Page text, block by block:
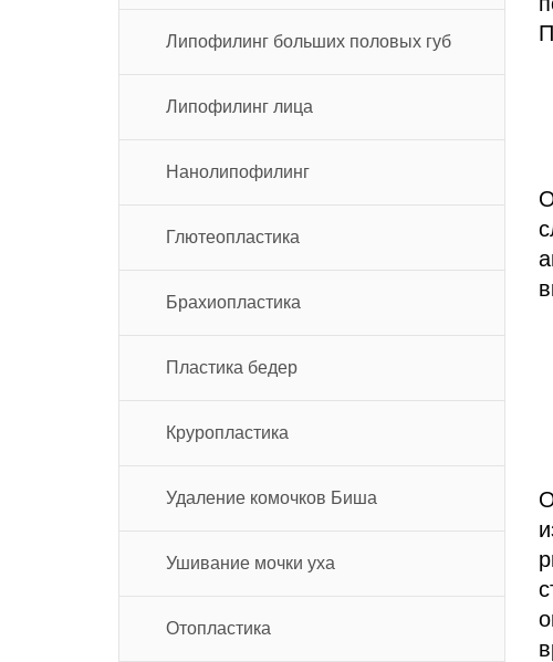
Липофилинг больших половых губ
Липофилинг лица
Нанолипофилинг
Глютеопластика
Брахиопластика
Пластика бедер
Круропластика
Удаление комочков Биша
Ушивание мочки уха
Отопластика